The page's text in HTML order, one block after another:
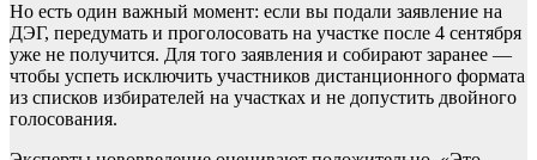
Но есть один важный момент: если вы подали заявление на
ДЭГ, передумать и проголосовать на участке после 4 сентября
уже не получится. Для того заявления и собирают заранее —
чтобы успеть исключить участников дистанционного формата
из списков избирателей на участках и не допустить двойного
голосования.